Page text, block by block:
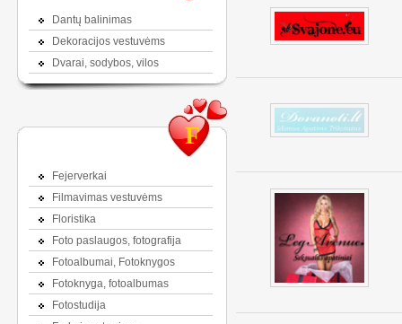
Dantų balinimas
Dekoracijos vestuvėms
Dvarai, sodybos, vilos
F
Fejerverkai
Filmavimas vestuvėms
Floristika
Foto paslaugos, fotografija
Fotoalbumai, Fotoknygos
Fotoknyga, fotoalbumas
Fotostudija